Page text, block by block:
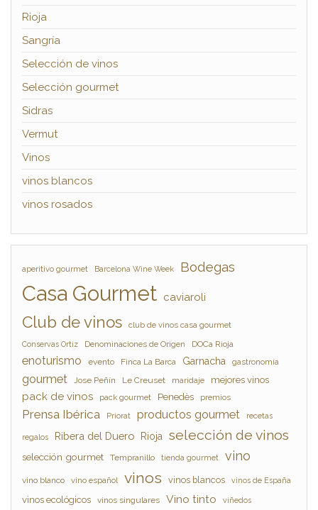
Rioja
Sangría
Selección de vinos
Selección gourmet
Sidras
Vermut
Vinos
vinos blancos
vinos rosados
aperitivo gourmet Barcelona Wine Week Bodegas
Casa Gourmet caviaroli
Club de vinos club de vinos casa gourmet
Conservas Ortiz Denominaciones de Origen DOCa Rioja
enoturismo evento Finca La Barca Garnacha gastronomía
gourmet Jose Peñín Le Creuset maridaje mejores vinos
pack de vinos pack gourmet Penedès premios
Prensa Ibérica Priorat productos gourmet recetas
regalos Ribera del Duero Rioja selección de vinos
selección gourmet Tempranillo tienda gourmet vino
vino blanco vino español vinos vinos blancos vinos de España
vinos ecológicos vinos singulares Vino tinto viñedos